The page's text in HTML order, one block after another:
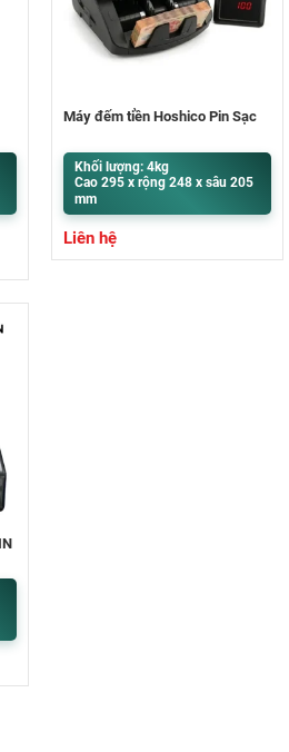
Máy đếm tiền Hoshico Pin Sạc
Khối lượng: 4kg
Cao 295 x rộng 248 x sâu 205
mm
Liên hệ